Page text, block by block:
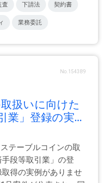
査 下請法 契約書
業務委託
No.154389
扱いに向けた
業」登録の実...
テーブルコインの取
段等取引業」の登
得の実例がありませ